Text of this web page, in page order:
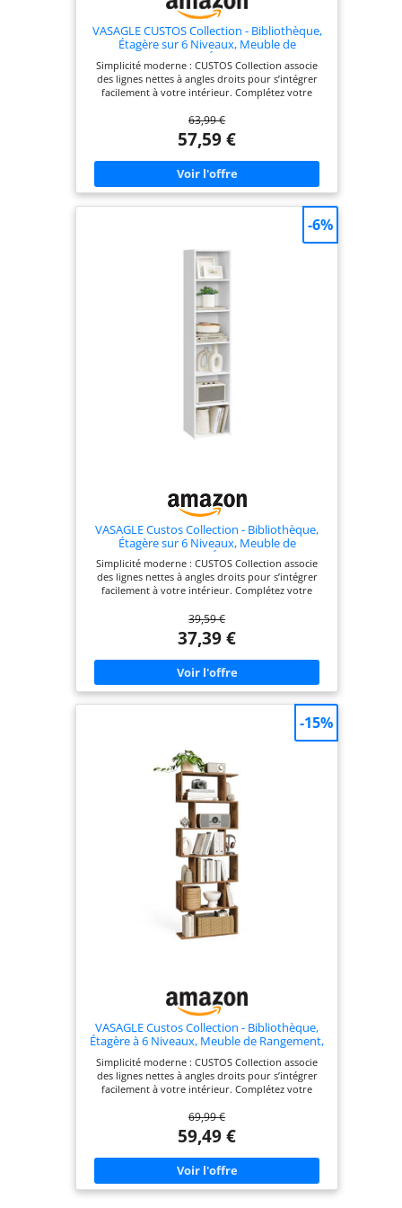
VASAGLE CUSTOS Collection - Bibliothèque,
Étagère sur 6 Niveaux, Meuble de
Rangement Ouvert, Étagère, pour Salon,
Bureau, Salle à Manger, Blanc Nuage
LBC169T14
Simplicité moderne : CUSTOS Collection associe
des lignes nettes à angles droits pour s’intégrer
facilement à votre intérieur. Complétez votre
pour un rendu harmonieux Rangements ouverts :
Avec ses compartiments ouverts et son style
minimaliste, cette bibliothèque s’intègre
facilement dans différentes pièces de la maison
tout en gardant vos objets visibles et accessibles
Grande et réglable : Cette étagère dispose de 3
compartiments ouverts et offre un bel espace de
3 hauteurs pour s’adapter à des objets de tailles
variées Polyvalente : Dans le salon, la salle à
manger ou le bureau, cette étagère est idéale pour
mettre en valeur des plantes, ranger des livres ou
exposer vos souvenirs préférés Robuste, stable et
sûre : Fabriquée en panneau d’aggloméré E1 de 15
mm d’épaisseur, cette bibliothèque supporte
jusqu’à 10 kg par compartiment. Le kit anti-
basculement inclus renforce la stabilité et la
sécurité au quotidien
63,99 €
57,59 €
VASAGLE Custos Collection - Bibliothèque,
Étagère sur 6 Niveaux, Meuble de
Rangement Ouvert, Étagère, 24 x 30,2 x
160,7 cm, pour Salon, Bureau, Salle à
Manger, Blanc Nuage LBC411W01
Simplicité moderne : CUSTOS Collection associe
des lignes nettes à angles droits pour s’intégrer
facilement à votre intérieur. Complétez votre
pour un rendu harmonieux Grande capacité et
étagères réglables : Avec sa taille de 24 x 30,2 x
160,7 cm et ses 6 compartiments, cette étagère
offre un bel espace de rangement. Certaines
étagères sont réglables sur 3 hauteurs par
incréments de 3 cm pour s’adapter à vos besoins
Polyvalente au quotidien : Idéale dans le salon, la
d’exposer des plantes, de ranger des livres ou de
mettre en valeur vos objets préférés Robuste,
stable et sûre : Fabriquée en panneau d’aggloméré
E1 de 12 mm d’épaisseur, elle supporte jusqu’à 10
kg par compartiment. Le kit anti-basculement
permet une fixation au mur pour plus de stabilité
et de sécurité Montage facile : Les pièces
numérotées et les instructions illustrées
permettent un assemblage simple et rapide
39,59 €
37,39 €
-6%
VASAGLE Custos Collection - Bibliothèque,
Étagère à 6 Niveaux, Meuble de Rangement,
Cloison Séparateur, Moderne, pour Salon,
Chambre, Bureau, Marron Rustique
LBC61BX
Simplicité moderne : CUSTOS Collection associe
des lignes nettes à angles droits pour s’intégrer
facilement à votre intérieur. Complétez votre
pour un rendu harmonieux Spacieuse, pratique et
décorative : Cette étagère de rangement est idéale
pour organiser livres, décorations et objets du
quotidien à la maison comme au bureau, tout en
apportant une touche moderne à votre intérieur
Plus de sécurité : Équipée de 2 dispositifs anti-
basculement, cette étagère reste bien en place
69,99 €
59,49 €
-15%